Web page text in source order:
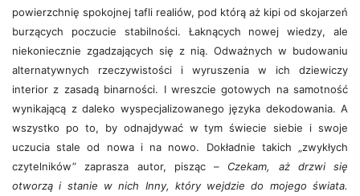
powierzchnię spokojnej tafli realiów, pod którą aż kipi od skojarzeń
burzących poczucie stabilności. Łaknących nowej wiedzy, ale
niekoniecznie zgadzających się z nią. Odważnych w budowaniu
alternatywnych rzeczywistości i wyruszenia w ich dziewiczy
interior z zasadą binarności. I wreszcie gotowych na samotność
wynikającą z daleko wyspecjalizowanego języka dekodowania. A
wszystko po to, by odnajdywać w tym świecie siebie i swoje
uczucia stale od nowa i na nowo. Dokładnie takich „zwykłych
czytelników” zaprasza autor, pisząc – Czekam, aż drzwi się
otworzą i stanie w nich Inny, który wejdzie do mojego świata.